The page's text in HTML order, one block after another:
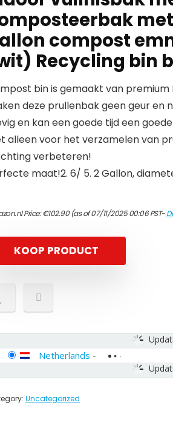
compost
Recycling bin
bin is gemaakt van
deze prullenbak geen geur en
en kan een goede tijd een
alleen voor het verzamelen van
verbeteren!
maat!2. 6/ 5. 2 Gallon, diameter
Price:€102.90(as of 07/11/2025 00:06 PST-
KOOP PRODUCT
Netherlands -
Uncategorized